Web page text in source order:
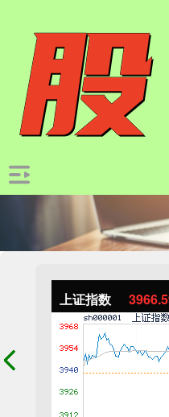
上证指数